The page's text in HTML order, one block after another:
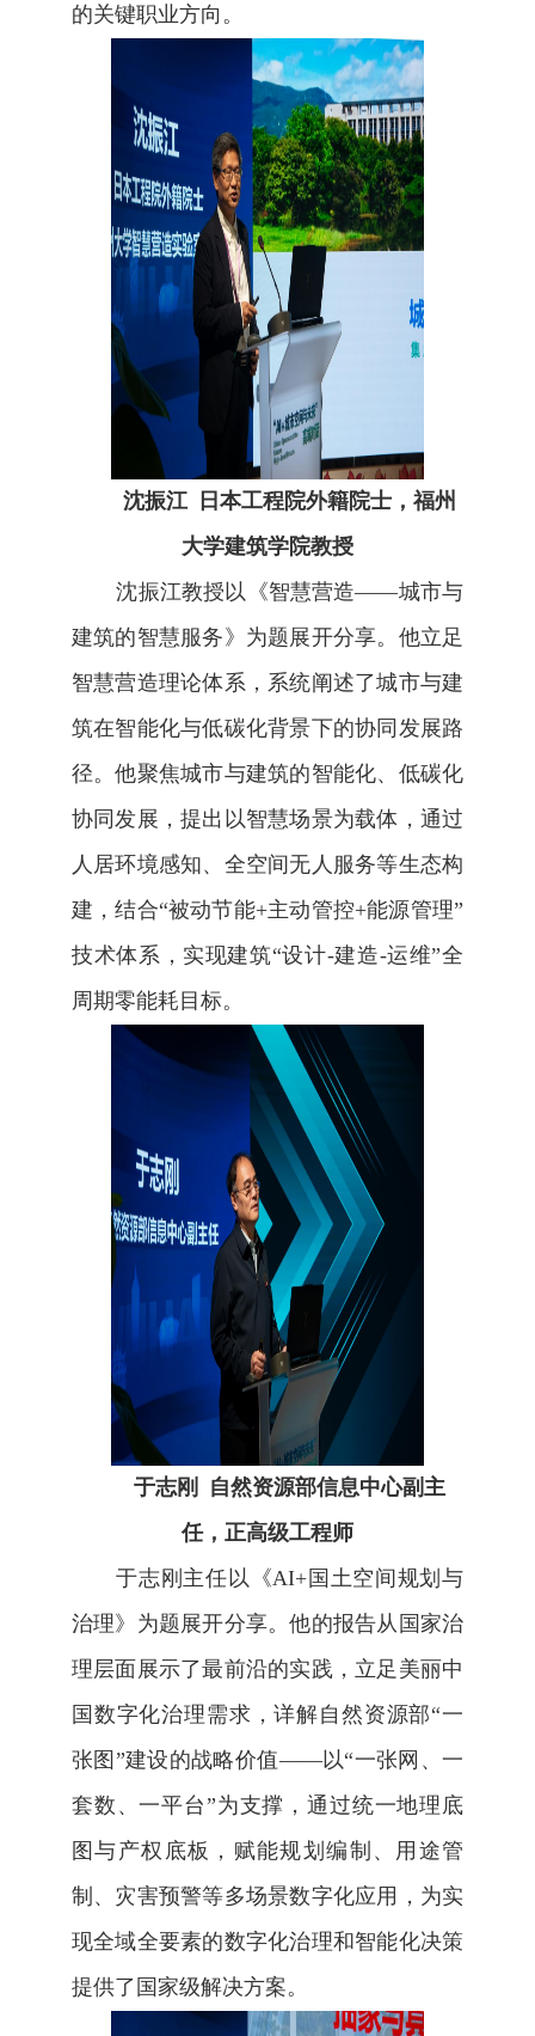
的关键职业方向。
沈振江
日本工程院外籍院士，福州
大学建筑学院教授
沈振江教授以《智慧营造——城市与
建筑的智慧服务》为题展开分享。他立足
智慧营造理论体系，系统阐述了城市与建
筑在智能化与低碳化背景下的协同发展路
径。他聚焦城市与建筑的智能化、低碳化
协同发展，提出以智慧场景为载体，通过
人居环境感知、全空间无人服务等生态构
建，结合“被动节能+主动管控+能源管理”
技术体系，实现建筑“设计-建造-运维”全
周期零能耗目标。
于志刚
自然资源部信息中心副主
任，正高级工程师
于志刚主任以《AI+ 国土空间规划与
治理》为题展开分享。他的报告从国家治
理层面展示了最前沿的实践，立足美丽中
国数字化治理需求，详解自然资源部“一
张图”建设的战略价值——以“一张网、一
套数、一平台”为支撑，通过统一地理底
图与产权底板，赋能规划编制、用途管
制、灾害预警等多场景数字化应用，为实
现全域全要素的数字化治理和智能化决策
提供了国家级解决方案。